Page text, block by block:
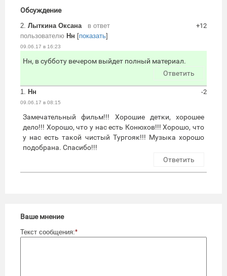
Обсуждение
2. Лыткина Оксана
в ответ
пользователю Нн [показать]
09.06.17 в 16:23
+12
Нн, в субботу вечером выйдет полный материал.
Ответить
1. Нн
09.06.17 в 08:15
-2
Замечательный фильм!!! Хорошие детки, хорошее
дело!!! Хорошо, что у нас есть Конюхов!!! Хорошо, что
у нас есть такой чистый Тургояк!!! Музыка хорошо
подобрана. Спасибо!!!
Ответить
Ваше мнение
Текст сообщения:*